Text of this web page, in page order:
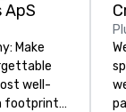
ApS
Make
well-
footprints.